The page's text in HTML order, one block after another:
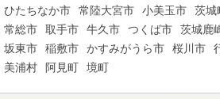
ひたちなか市 常陸大宮市 小美玉市 茨城
常総市
取手市 牛久市 つくば市 茨城鹿
坂東市
稲敷市 かすみがうら市 桜川市
美浦村
阿見町 境町